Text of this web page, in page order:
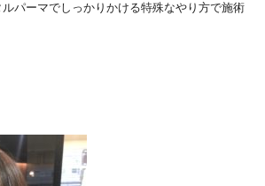
パーマでしっかりかける特殊なやり方で施術